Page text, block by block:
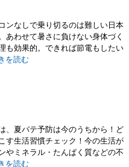
なしで乗り切るのは難しい日本
わせて暑さに負けない身体づく
も効果的。できれば節電もしたい
を読む
、夏バテ予防は今のうちから！ど
す生活習慣チェック！今の生活が
やミネラル・たんぱく質などの不
を読む